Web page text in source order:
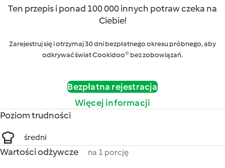
Ten przepis i ponad 100 000 innych potraw czeka na
Ciebie!
Zarejestruj się i otrzymaj 30 dni bezpłatnego okresu próbnego, aby
odkrywać świat Cookidoo® bez zobowiązań.
Bezpłatna rejestracja
Więcej informacji
Poziom trudności
średni
Wartości odżywcze na 1 porcję